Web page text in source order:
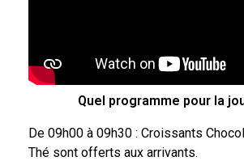
Quel programme pour la
De 09h00 à 09h30 : Croissants
Thé sont offerts aux arrivants.